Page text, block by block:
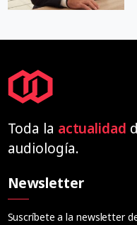
Toda la actualidad
audiología.
Newsletter
Suscríbete a la newsletter